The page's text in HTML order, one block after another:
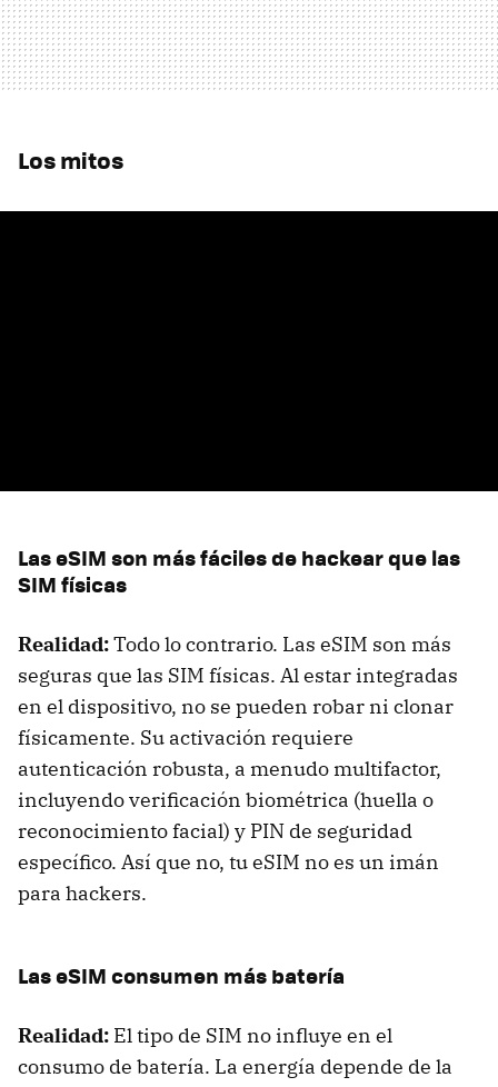
Los mitos
Las eSIM son más fáciles de hackear que las
SIM físicas
Realidad:Todo lo contrario. Las eSIM son más
seguras que las SIM físicas. Al estar integradas
en el dispositivo, no se pueden robar ni clonar
físicamente. Su activación requiere
autenticación robusta, a menudo multifactor,
incluyendo verificación biométrica (huella o
reconocimiento facial) y PIN de seguridad
específico. Así que no, tu eSIM no es un imán
para hackers.
Las eSIM consumen más batería
Realidad: El tipo de SIM no influye en el
consumo de batería. La energía depende de la